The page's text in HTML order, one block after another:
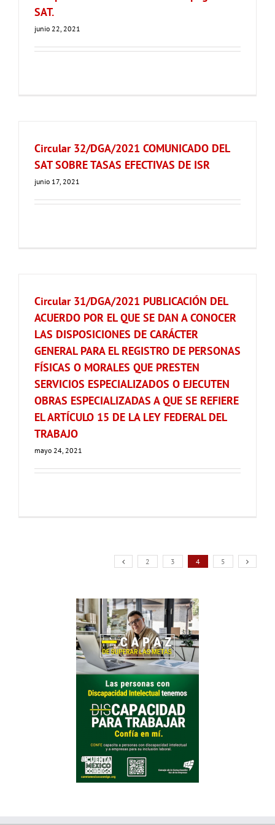
SAT.
junio 22, 2021
Circular 32/DGA/2021 COMUNICADO DEL
SAT SOBRE TASAS EFECTIVAS DE ISR
junio 17, 2021
Circular 31/DGA/2021 PUBLICACIÓN DEL
ACUERDO POR EL QUE SE DAN A CONOCER
LAS DISPOSICIONES DE CARÁCTER
GENERAL PARA EL REGISTRO DE PERSONAS
FÍSICAS O MORALES QUE PRESTEN
SERVICIOS ESPECIALIZADOS O EJECUTEN
OBRAS ESPECIALIZADAS A QUE SE REFIERE
EL ARTÍCULO 15 DE LA LEY FEDERAL DEL
TRABAJO
mayo 24, 2021
2 3 4 5